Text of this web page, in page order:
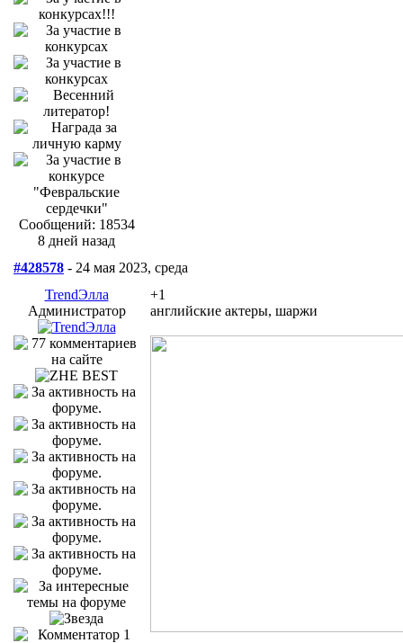
Сообщений: 18534
8 дней назад
#428578 - 24 мая 2023, среда
TrendЭлла
Администратор
+1
английские актеры, шаржи